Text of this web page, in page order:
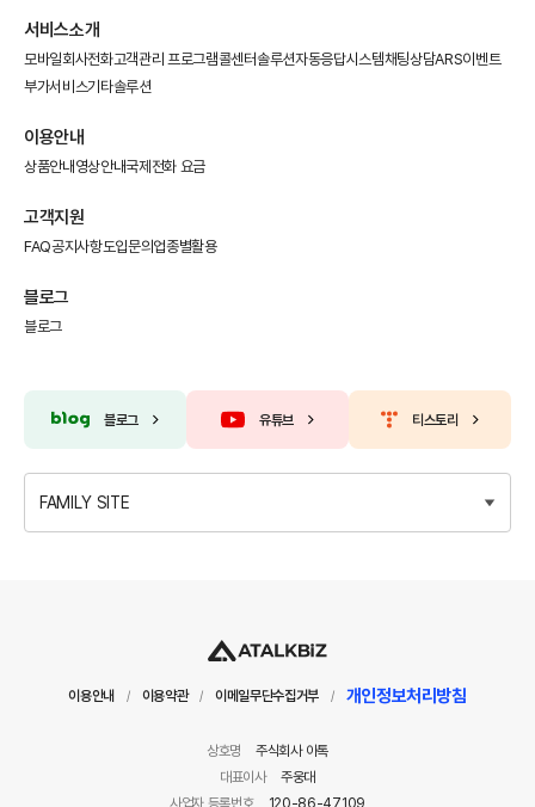
서비스소개
모바일회사전화고객관리 프로그램콜센터솔루션자동응답시스템채팅상담ARS이벤트
부가서비스기타솔루션
이용안내
상품안내 영상안내국제전화 요금
고객지원
FAQ공지사항도입문의 업종별활용
블로그
블로그
블로그 유튜브 티스토리
FAMILY SITE
이용안내 / 이용약관 / 이메일무단수집거부 / 개인정보처리방침
상호명
주식회사 아톡
대표이사
주웅대
사업자 등록번호
120-86-47109